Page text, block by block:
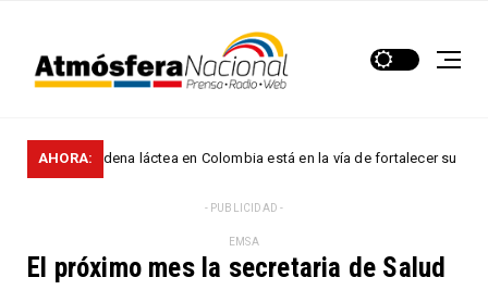
AHORA:
La cadena láctea en Colombia está en la vía de fortalecer su senda
- PUBLICIDAD -
EMSA
El próximo mes la secretaria de Salud